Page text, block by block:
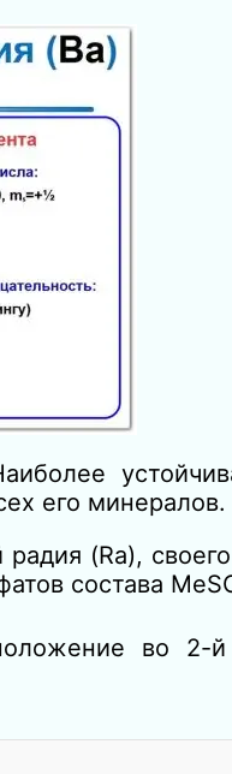
его минералов.
(Ra),
состава
во 2-й